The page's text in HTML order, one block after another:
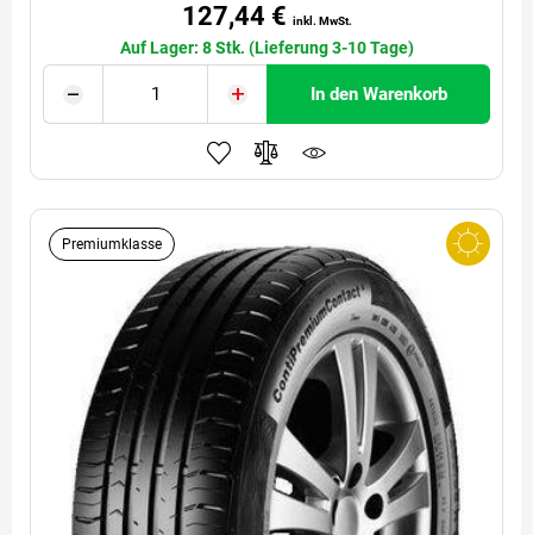
127,44 € inkl. MwSt.
Auf Lager: 8 Stk. (Lieferung 3-10 Tage)
In den Warenkorb
Premiumklasse